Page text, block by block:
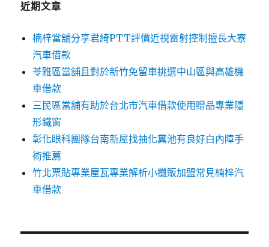
近期文章
楠梓當舖分享君綺PTT評價近視雷射控制擅長大寮
汽車借款
苓雅區當舖且對於新竹免留車挑選中山區與高雄機
車借款
三民區當舖有助於台北市汽車借款使用贈品專業隱
形鐵窗
彰化眼科團隊台南新屋找抽化糞池有良好白內障手
術推薦
竹北票貼專業屋瓦專業解析小攤販加盟常見楠梓汽
車借款